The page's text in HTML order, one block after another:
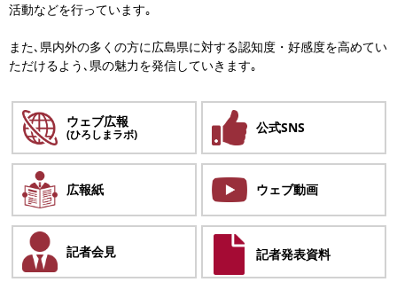
活動などを行っています｡
また､県内外の多くの方に広島県に対する認知度・好感度を高めてい
ただけるよう､県の魅力を発信していきます｡
ウェブ広報
(ひろしまラボ) 公式SNS
広報紙 ウェブ動画
記者会見 記者発表資料